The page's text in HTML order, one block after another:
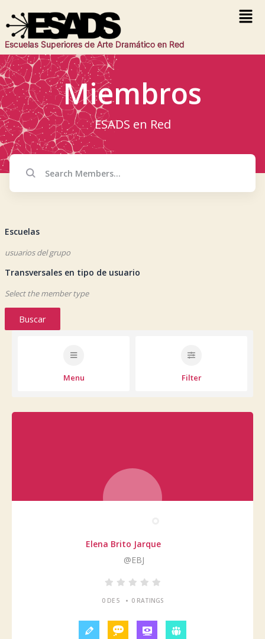
Escuelas Superiores de Arte Dramático en Red
Miembros
ESADS en Red
Escuelas
usuarios del grupo
Transversales en tipo de usuario
Select the member type
Buscar
Menu Filter
Elena Brito Jarque
@EBJ
0 DE 5 • 0 RATINGS